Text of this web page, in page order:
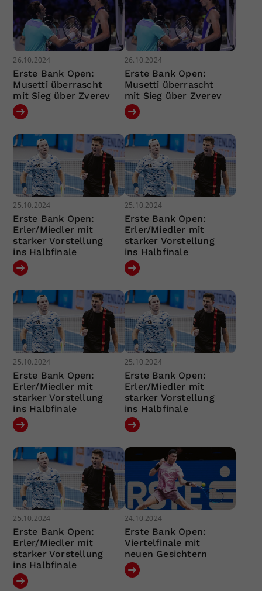
26.10.2024
Erste Bank Open:
Musetti überrascht
mit Sieg über Zverev
26.10.2024
Erste Bank Open:
Musetti überrascht
mit Sieg über Zverev
25.10.2024
Erste Bank Open:
Erler/Miedler mit
starker Vorstellung
ins Halbfinale
25.10.2024
Erste Bank Open:
Erler/Miedler mit
starker Vorstellung
ins Halbfinale
25.10.2024
Erste Bank Open:
Erler/Miedler mit
starker Vorstellung
ins Halbfinale
25.10.2024
Erste Bank Open:
Erler/Miedler mit
starker Vorstellung
ins Halbfinale
25.10.2024
Erste Bank Open:
Erler/Miedler mit
starker Vorstellung
ins Halbfinale
24.10.2024
Erste Bank Open:
Viertelfinale mit
neuen Gesichtern